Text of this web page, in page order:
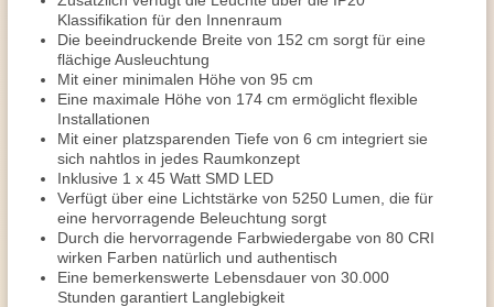
Klassifikation für den Innenraum
Die beeindruckende Breite von 152 cm sorgt für eine
flächige Ausleuchtung
Mit einer minimalen Höhe von 95 cm
Eine maximale Höhe von 174 cm ermöglicht flexible
Installationen
Mit einer platzsparenden Tiefe von 6 cm integriert sie
sich nahtlos in jedes Raumkonzept
Inklusive 1 x 45 Watt SMD LED
Verfügt über eine Lichtstärke von 5250 Lumen, die für
eine hervorragende Beleuchtung sorgt
Durch die hervorragende Farbwiedergabe von 80 CRI
wirken Farben natürlich und authentisch
Eine bemerkenswerte Lebensdauer von 30.000
Stunden garantiert Langlebigkeit